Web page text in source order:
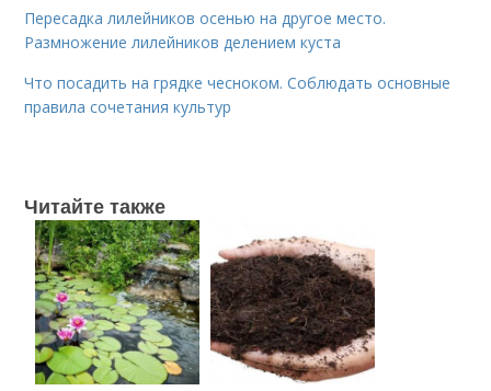
Пересадка лилейников осенью на другое место.
Размножение лилейников делением куста
Что посадить на грядке чесноком. Соблюдать основные
правила сочетания культур
Читайте также